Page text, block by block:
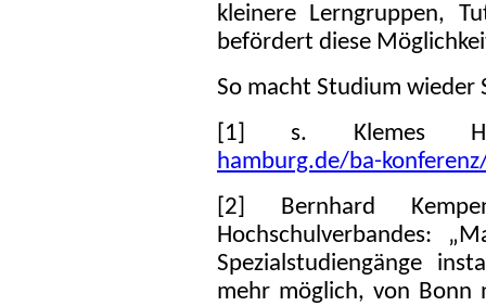
kleinere Lerngruppen,
befördert diese
So macht Studium wieder
[1] s. Klemes
hamburg.de/ba-
[2] Bernhard
Hochschulverbandes:
Spezialstudiengänge
mehr möglich, von Bonn